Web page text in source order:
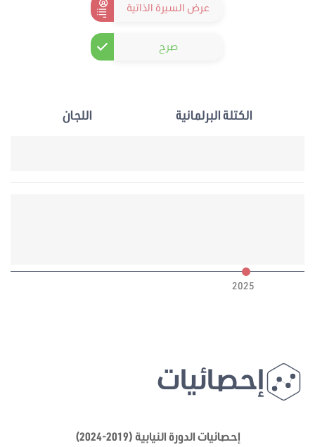
عرض السيرة الذاتية
صرح
الكتلة البرلمانية اللجان
2025
إحصائيات
إحصائيات الدورة النيابية (2019-2024)